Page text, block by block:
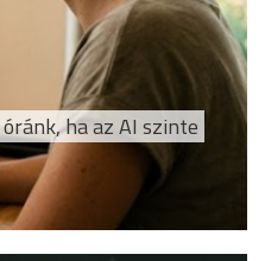
ha az AI szinte